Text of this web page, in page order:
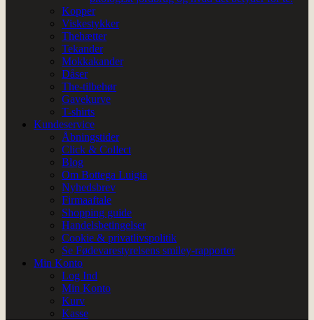
Kopper
Viskestykker
Thehætter
Tekander
Mokkakander
Dåser
The-tilbehør
Gavekurve
T-shirts
Kundeservice
Åbningstider
Click & Collect
Blog
Om Bottega Luigia
Nyhedsbrev
Firmaaftale
Shopping guide
Handelsbetingelser
Cookie & privatlivspolitik
Se Fødevarestyrelsens smiley-rapporter
Min Konto
Log Ind
Min Konto
Kurv
Kasse